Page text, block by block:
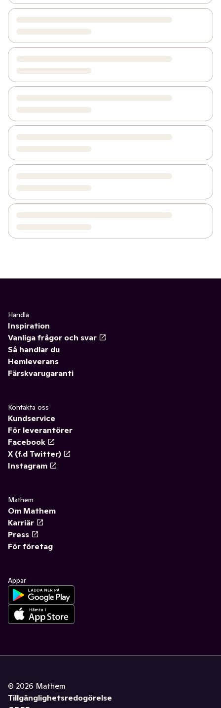
Handla
Inspiration
Vanliga frågor och svar
Så handlar du
Hemleverans
Färskvarugaranti
Kontakta oss
Kundservice
För leverantörer
Facebook
X (f.d Twitter)
Instagram
Mathem
Om Mathem
Karriär
Press
För företag
Appar
© 2026 Mathem
Tillgänglighetsredogörelse